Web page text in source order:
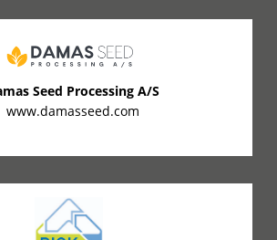
Seed Processing A/S
www.damasseed.com